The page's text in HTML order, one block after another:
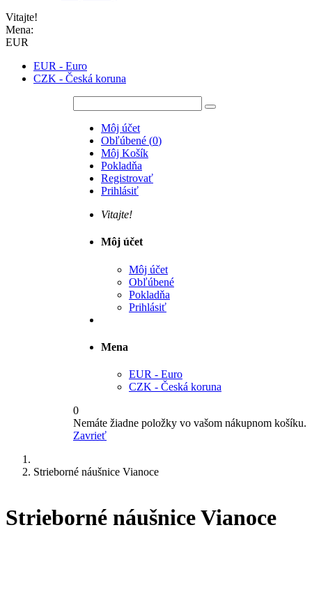
Vitajte!
Mena:
EUR
EUR - Euro
CZK - Česká koruna
Môj účet
Obľúbené (0)
Môj Košík
Pokladňa
Registrovať
Prihlásiť
Vitajte!
Môj účet
Môj účet
Obľúbené
Pokladňa
Prihlásiť
Mena
EUR - Euro
CZK - Česká koruna
0
Nemáte žiadne položky vo vašom nákupnom košíku.
Zavrieť
Strieborné náušnice Vianoce
Strieborné náušnice Vianoce